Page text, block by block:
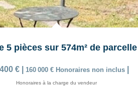
5 pièces sur 574m² de
€ 160 000 € Honoraires non inclus
Honoraires à la charge du vendeur